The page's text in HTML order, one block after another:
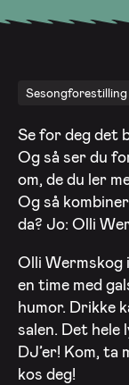
Sesongforestilling
Se for deg det
Og så ser du
om, de du ler
Og så
da? Jo: Olli
Olli
en time med
humor. Drikke
salen. Det hele
DJ’er! Kom, ta
kos deg!